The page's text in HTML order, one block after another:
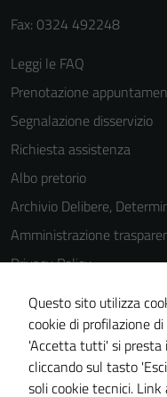
Fax: 0324 492248
Leggi le FAQ
Prenotazione
Segnalazione disservizio
Richiesta assistenza
Albo pretorio
Archivio Delibere,
Amministrazione
Privacy Policy
Cookie Policy
Note legali
Dichiarazione di
Piano di miglioramento
Questo sito utilizza
cookie di profilazione
'Accetta tutti' si presta
cliccando sul tasto
soli cookie tecnici. Link